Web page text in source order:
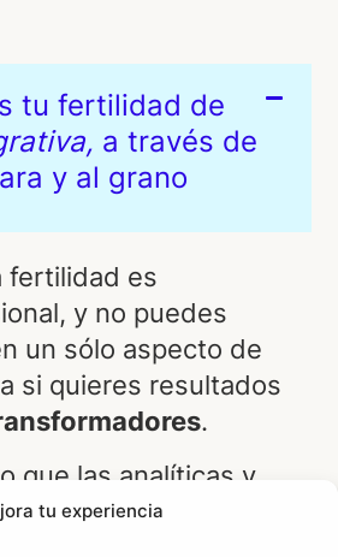
tu experiencia
tu fertilidad de
a través de
y al grano
fertilidad es
y no puedes
un sólo aspecto de
si quieres resultados
.
que las analíticas y
médicas son